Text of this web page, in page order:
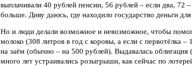
выплачивали 40 рублей пенсии, 56 рублей – если два, 72
больше. Диву даюсь, где находило государство деньги
Но и люди делали возможное и невозможное, чтобы
молоко (308 литров в год с коровы, а если с первотёлка
на заём (обычно – на 500 рублей). Выдавалась
много лет устраивались розыгрыши, как сейчас по